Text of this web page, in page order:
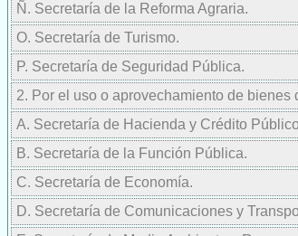
Ñ. Secretaría de la Reforma Agraria.
O. Secretaría de Turismo.
P. Secretaría de Seguridad Pública.
2. Por el uso o aprovechamiento de bienes
A. Secretaría de Hacienda y Crédito
B. Secretaría de la Función Pública.
C. Secretaría de Economía.
D. Secretaría de Comunicaciones y